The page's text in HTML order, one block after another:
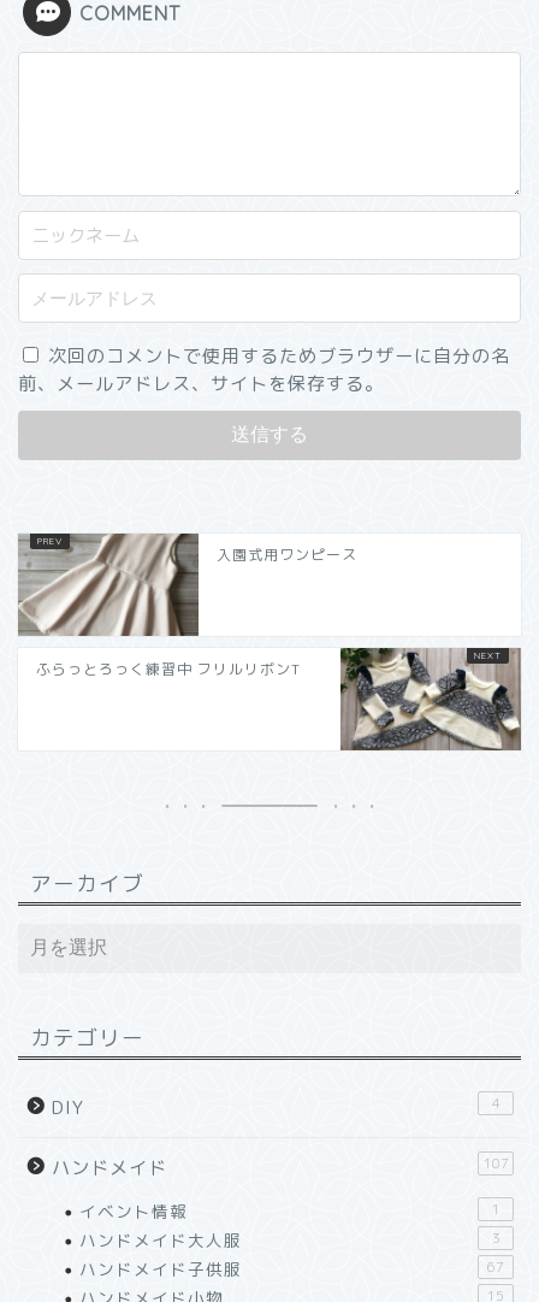
COMMENT
次回のコメントで使用するためブラウザーに自分の名
前、メールアドレス、サイトを保存する。
入園式用ワンピース
ふらっとろっく練習中 フリルリボンT
アーカイブ
カテゴリー
DIY 4
ハンドメイド 107
イベント情報 1
ハンドメイド大人服 3
ハンドメイド子供服 67
15